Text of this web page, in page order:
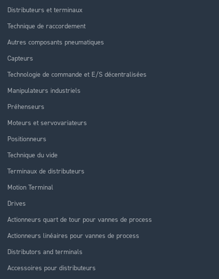
Distributeurs et terminaux
Technique de raccordement
Autres composants pneumatiques
Capteurs
Technologie de commande et E/S décentralisées
Manipulateurs industriels
Préhenseurs
Moteurs et servovariateurs
Positionneurs
Technique du vide
Terminaux de distributeurs
Motion Terminal
Drives
Actionneurs quart de tour pour vannes de process
Actionneurs linéaires pour vannes de process
Distributors and terminals
Accessoires pour distributeurs